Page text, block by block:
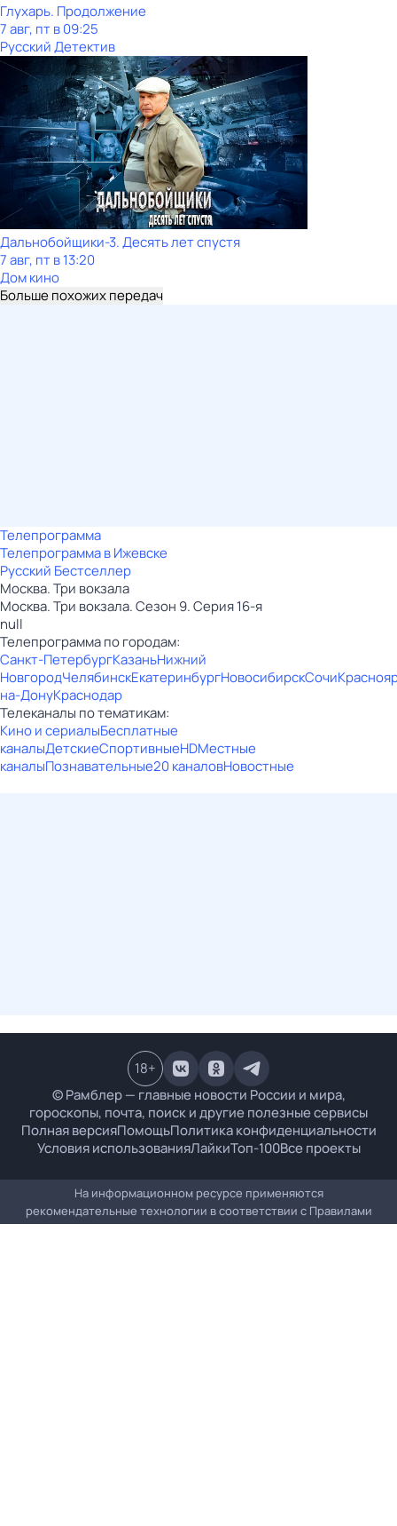
Глухарь. Продолжение
7 авг, пт в 09:25
Русский Детектив
Дальнобойщики-3. Десять лет спустя
7 авг, пт в 13:20
Дом кино
Больше похожих передач
Телепрограмма
Телепрограмма в Ижевске
Русский Бестселлер
Москва. Три вокзала
Москва. Три вокзала. Сезон 9. Серия 16-я
null
Телепрограмма по городам:
Санкт-ПетербургКазаньНижний
НовгородЧелябинскЕкатеринбургНовосибирскСочи
на-ДонуКраснодар
Телеканалы по тематикам:
Кино и сериалыБесплатные
каналыДетскиеСпортивныеHDМестные
каналыПознавательные20 каналовНовостные
© Рамблер — главные новости России и мира,
гороскопы, почта, поиск и другие полезные сервисы
Полная версияПомощьПолитика конфиденциальности
Условия использованияЛайкиТоп-100Все проекты
18+
На информационном ресурсе применяются
рекомендательные технологии в соответствии с Правилами